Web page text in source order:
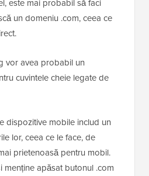
este mai probabil să faci
un domeniu .com, ceea ce
vor avea probabil un
cuvintele cheie legate de
dispozitive mobile includ un
lor, ceea ce le face, de
prietenoasă pentru mobil.
apăsat butonul .com